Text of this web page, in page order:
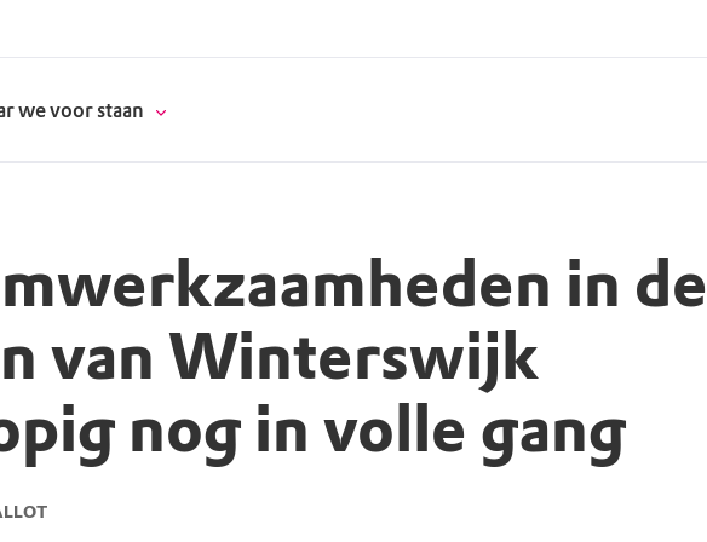
we voor staan
in de
van Winterswijk
nog in volle gang